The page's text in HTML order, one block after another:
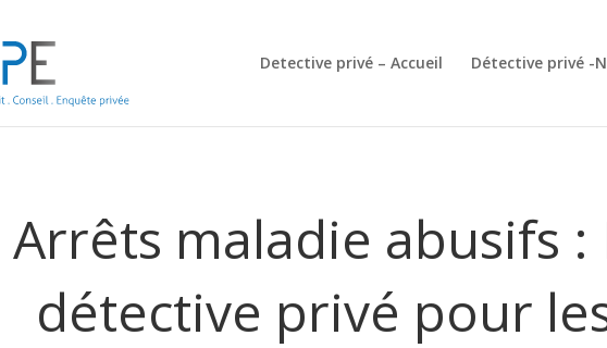
Detective privé – Accueil Détective privé -
Arrêts maladie abusifs :
détective privé pour